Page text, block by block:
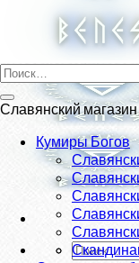
Искать:
Искать:
Славянский магазин
Кумиры Богов